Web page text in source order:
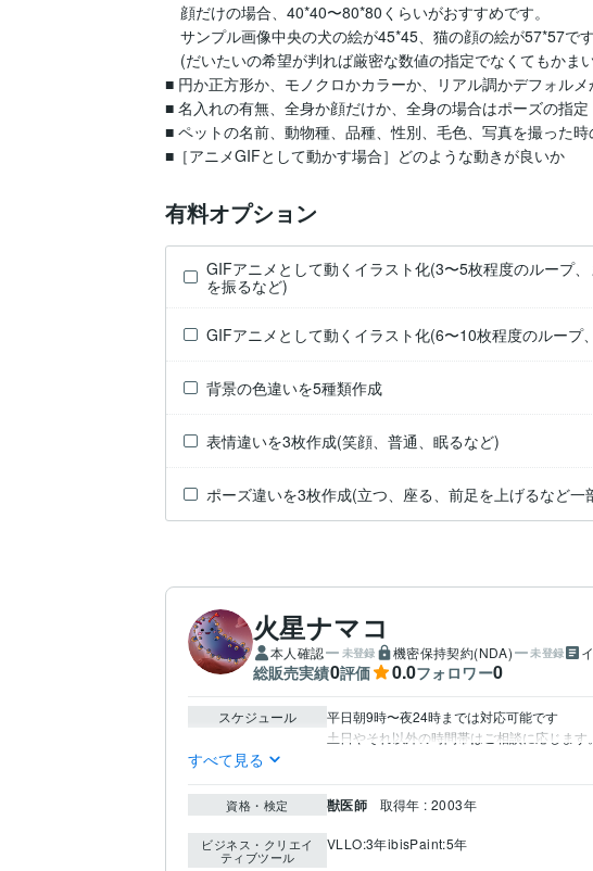
顔だけの場合、40*40〜80*80くらいがおすすめです。
サンプル画像中央の犬の絵が45*45、猫の顔の絵が57*57です
(だいたいの希望が判れば厳密な数値の指定でなくてもかま
■ 円か正方形か、モノクロかカラーか、リアル調かデフォル
■ 名入れの有無、全身か顔だけか、全身の場合はポーズの指定
■ ペットの名前、動物種、品種、性別、毛色、写真を撮った
■［アニメGIFとして動かす場合］どのような動きが良いか
有料オプション
GIFアニメとして動くイラスト化(3〜5枚程度のループ
を振るなど)
GIFアニメとして動くイラスト化(6〜10枚程度のループ
背景の色違いを5種類作成
表情違いを3枚作成(笑顔、普通、眠るなど)
ポーズ違いを3枚作成(立つ、座る、前足を上げるなど一
火星ナマコ
本人確認 未登録 機密保持契約(NDA) 未登録
総販売実績0評価 0.0フォロワー0
スケジュール
平日朝9時〜夜24時までは対応可能です
土日やそれ以外の時間帯はご相談に応じます。
すべて見る
資格・検定 獣医師 取得年 : 2003年
ビジネス・クリエイ
ティブツール
VLLO:3年ibisPaint:5年